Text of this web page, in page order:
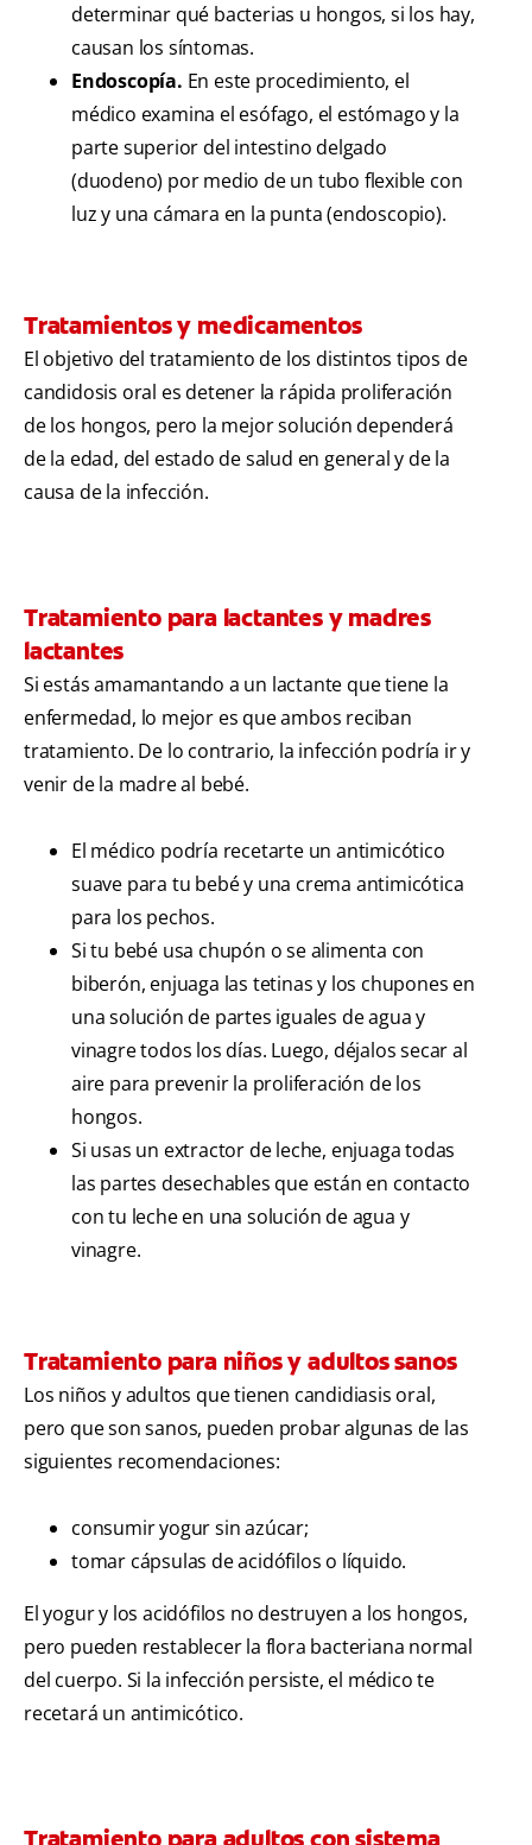
determinar qué bacterias u hongos, si los hay,
causan los síntomas.
Endoscopía. En este procedimiento, el
médico examina el esófago, el estómago y la
parte superior del intestino delgado
(duodeno) por medio de un tubo flexible con
luz y una cámara en la punta (endoscopio).
Tratamientos y medicamentos
El objetivo del tratamiento de los distintos tipos de
candidosis oral es detener la rápida proliferación
de los hongos, pero la mejor solución dependerá
de la edad, del estado de salud en general y de la
causa de la infección.
Tratamiento para lactantes y madres
lactantes
Si estás amamantando a un lactante que tiene la
enfermedad, lo mejor es que ambos reciban
tratamiento. De lo contrario, la infección podría ir y
venir de la madre al bebé.
El médico podría recetarte un antimicótico
suave para tu bebé y una crema antimicótica
para los pechos.
Si tu bebé usa chupón o se alimenta con
biberón, enjuaga las tetinas y los chupones en
una solución de partes iguales de agua y
vinagre todos los días. Luego, déjalos secar al
aire para prevenir la proliferación de los
hongos.
Si usas un extractor de leche, enjuaga todas
las partes desechables que están en contacto
con tu leche en una solución de agua y
vinagre.
Tratamiento para niños y adultos sanos
Los niños y adultos que tienen candidiasis oral,
pero que son sanos, pueden probar algunas de las
siguientes recomendaciones:
consumir yogur sin azúcar;
tomar cápsulas de acidófilos o líquido.
El yogur y los acidófilos no destruyen a los hongos,
pero pueden restablecer la flora bacteriana normal
del cuerpo. Si la infección persiste, el médico te
recetará un antimicótico.